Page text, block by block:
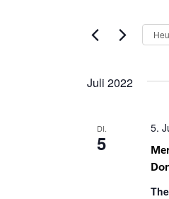
Suche
Juli 2022
DI.
5
5.